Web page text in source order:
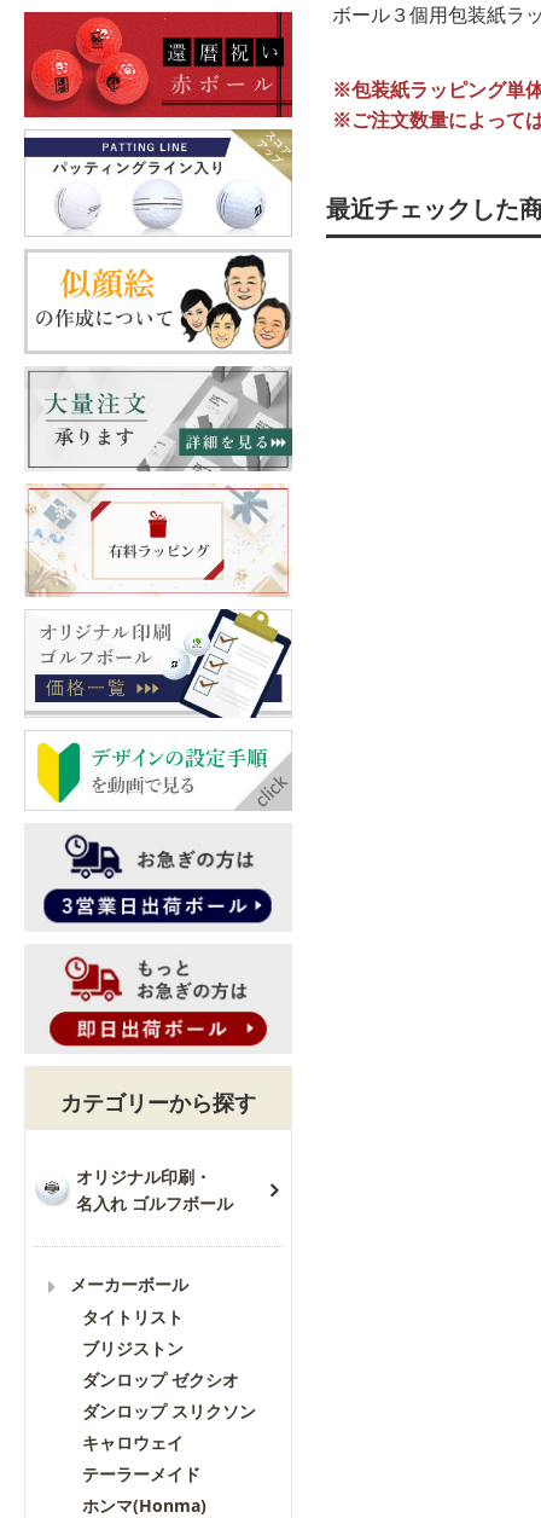
カテゴリーから探す
オリジナル印刷・
名入れ ゴルフボール
メーカーボール
タイトリスト
ブリジストン
ダンロップ ゼクシオ
ダンロップ スリクソン
キャロウェイ
テーラーメイド
ホンマ(Honma)
ボール３個用包装紙ラ
※包装紙ラッピング単
※ご注文数量によって
最近チェックした